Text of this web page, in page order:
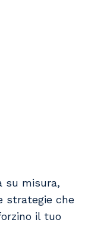
su misura,
strategie che
il tuo